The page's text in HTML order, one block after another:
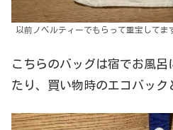
以前ノベルティーでもらって重宝してま
こちらのバッグは宿でお風
たり、買い物時のエコバック